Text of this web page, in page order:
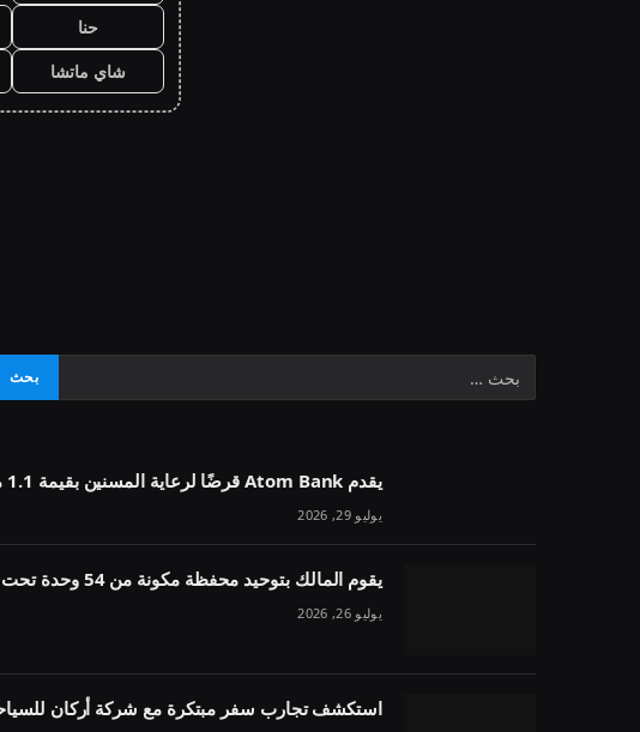
حنا
شاي ماتشا
يقدم Atom Bank قرضًا لرعاية المسنين بقيمة 1.1 مليون جنيه إسترليني في خمسة أسابيع
يوليو 29, 2026
يقوم المالك بتوحيد محفظة مكونة من 54 وحدة تحت مقرض واحد
يوليو 26, 2026
استكشف تجارب سفر مبتكرة مع شركة أركان